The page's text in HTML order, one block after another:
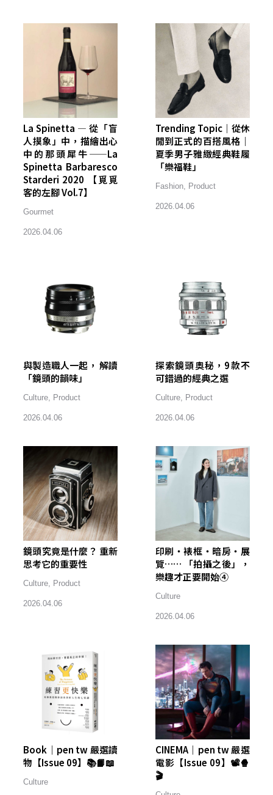
La Spinetta — 從「盲
人摸象」中，描繪出心
中的那頭犀牛——La
Spinetta Barbaresco
Starderi 2020 【覓覓
客的左腳 Vol.7】
Gourmet
2026.04.06
Trending Topic｜從休
閒到正式的百搭風格｜
夏季男子雅緻經典鞋履
「樂福鞋」
Fashion, Product
2026.04.06
與製造職人一起， 解讀
「鏡頭的韻味」
Culture Product
2026.04.06
探索鏡頭奧秘，9款不
可錯過的經典之選
Culture, Product
2026.04.06
鏡頭究竟是什麼？ 重新
思考它的重要性
Culture Product
2026.04.06
印刷・裱框・暗房・展
覽…… 「拍攝之後」，
樂趣才正要開始④
Culture
2026.04.06
Book｜pen tw 嚴選讀
物【Issue 09】📚📙📖
Culture
CINEMA｜pen tw 嚴選
電影【Issue 09】📽️🍿
🎬